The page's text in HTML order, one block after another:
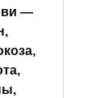
—